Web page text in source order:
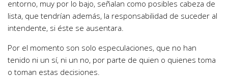
entorno, muy por lo bajo, señalan como posibles cabeza de
lista, que tendrían además, la responsabilidad de suceder al
intendente, si éste se ausentara.
Por el momento son solo especulaciones, que no han
tenido ni un sí, ni un no, por parte de quien o quienes toma
o toman estas decisiones.